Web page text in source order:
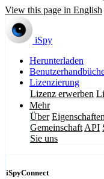
View this page in English
iSpy
Herunterladen
Lizenzierung
Lizenz erwerben
Mehr
Über Eigenschaften
Gemeinschaft API
Sie uns
iSpyConnect